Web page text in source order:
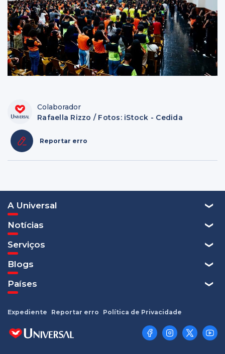
Colaborador
Rafaella Rizzo / Fotos: iStock - Cedida
Reportar erro
A Universal
Notícias
Serviços
Blogs
Países
Expediente Reportar erro Política de Privacidade